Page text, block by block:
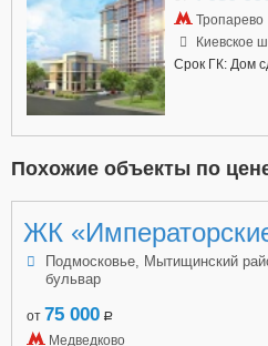
Тропарево
Киевское
Срок ГК: Дом
Похожие объекты по
ЖК
Подмосковье, Мытищинский
бульвар
от 75 000 a
Медведково